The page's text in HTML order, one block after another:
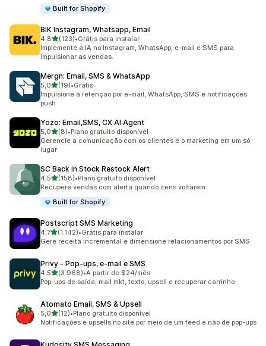
Built for Shopify
BIK Instagram, Whatsapp, Email
4,8de 5 estrelas
(123)
123 avaliações ao todo
•Grátis para instalar
Implemente a IA no Instagram, WhatsApp, e-mail e SMS para
impulsionar as vendas.
Mergn: Email, SMS & WhatsApp
5,0de 5 estrelas
(19)
19 avaliações ao todo
•Grátis
Impulsione a retenção por e-mail, WhatsApp, SMS e notificações
push
Yozo: Email,SMS, CX AI Agent
5,0de 5 estrelas
(8)
8 avaliações ao todo
•Plano gratuito disponível
Gerencie a comunicação com os clientes e o marketing em um só
lugar
SC Back in Stock Restock Alert
4,5de 5 estrelas
(158)
158 avaliações ao todo
•Plano gratuito disponível
Recupere vendas com alerta quando itens voltarem.
Built for Shopify
Postscript SMS Marketing
4,7de 5 estrelas
(1.142)
1142 avaliações ao todo
•Grátis para instalar
Gere receita incremental e dimensione relacionamentos por SMS
Privy ‑ Pop‑ups, e‑mail e SMS
4,5de 5 estrelas
(3.968)
3968 avaliações ao todo
•A partir de $24/mês
Pop-ups de saída, mail mkt, texto, upsell e recuperar carrinho
Atomato Email, SMS & Upsell
5,0de 5 estrelas
(12)
12 avaliações ao todo
•Plano gratuito disponível
Notificações e upsells no site por meio de um feed e não de pop-ups